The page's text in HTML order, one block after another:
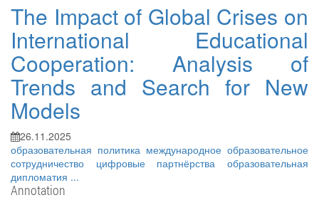
The Impact of Global Crises on
International Educational
Cooperation: Analysis of
Trends and Search for New
Models
26.11.2025
образовательная политика международное образовательное
сотрудничество цифровые партнёрстваобразовательная
дипломатия ...
Annotation